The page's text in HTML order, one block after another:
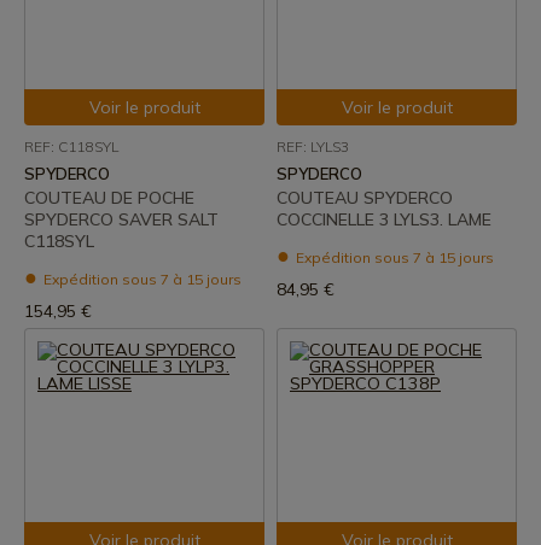
Voir le produit
REF: C118SYL
SPYDERCO
COUTEAU DE POCHE
SPYDERCO SAVER SALT
C118SYL
Expédition sous 7 à 15 jours
154,95 €
Voir le produit
REF: LYLS3
SPYDERCO
COUTEAU SPYDERCO
COCCINELLE 3 LYLS3. LAME
Expédition sous 7 à 15 jours
84,95 €
Voir le produit Voir le produit